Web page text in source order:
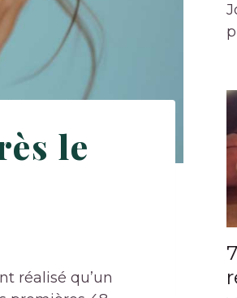
le
réalisé qu’un